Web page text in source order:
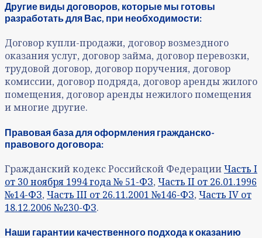
Другие виды договоров, которые мы готовы
разработать для Вас, при необходимости:
Договор купли-продажи, договор возмездного
оказания услуг, договор займа, договор перевозки,
трудовой договор, договор поручения, договор
комиссии, договор подряда, договор аренды жилого
помещения, договор аренды нежилого помещения
и многие другие.
Правовая база для оформления гражданско-
правового договора:
Гражданский кодекс Российской ФедерацииЧасть I
от 30 ноября 1994 года № 51-ФЗ, Часть II от 26.01.1996
№14-ФЗ, Часть III от 26.11.2001 №146-ФЗ, Часть IV от
18.12.2006 №230-ФЗ.
Наши гарантии качественного подхода к оказанию